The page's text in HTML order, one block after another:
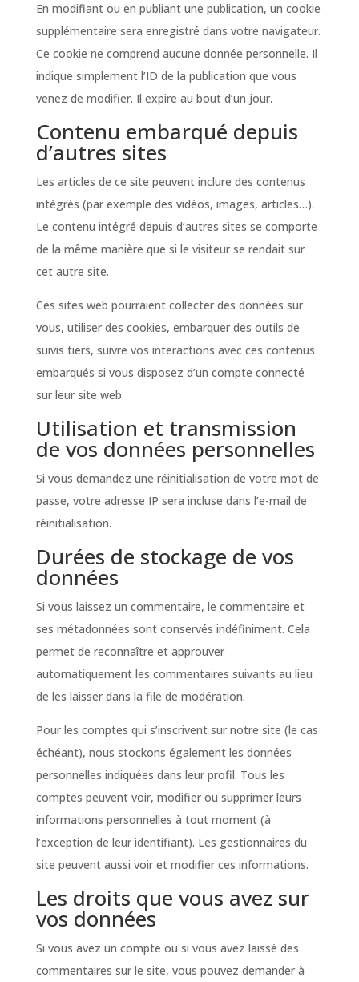
En modifiant ou en publiant une publication, un cookie
supplémentaire sera enregistré dans votre navigateur.
Ce cookie ne comprend aucune donnée personnelle. Il
indique simplement l’ID de la publication que vous
venez de modifier. Il expire au bout d’un jour.
Contenu embarqué depuis
d’autres sites
Les articles de ce site peuvent inclure des contenus
intégrés (par exemple des vidéos, images, articles…).
Le contenu intégré depuis d’autres sites se comporte
de la même manière que si le visiteur se rendait sur
cet autre site.
Ces sites web pourraient collecter des données sur
vous, utiliser des cookies, embarquer des outils de
suivis tiers, suivre vos interactions avec ces contenus
embarqués si vous disposez d’un compte connecté
sur leur site web.
Utilisation et transmission
de vos données personnelles
Si vous demandez une réinitialisation de votre mot de
passe, votre adresse IP sera incluse dans l’e-mail de
réinitialisation.
Durées de stockage de vos
données
Si vous laissez un commentaire, le commentaire et
ses métadonnées sont conservés indéfiniment. Cela
permet de reconnaître et approuver
automatiquement les commentaires suivants au lieu
de les laisser dans la file de modération.
Pour les comptes qui s’inscrivent sur notre site (le cas
échéant), nous stockons également les données
personnelles indiquées dans leur profil. Tous les
comptes peuvent voir, modifier ou supprimer leurs
informations personnelles à tout moment (à
l’exception de leur identifiant). Les gestionnaires du
site peuvent aussi voir et modifier ces informations.
Les droits que vous avez sur
vos données
Si vous avez un compte ou si vous avez laissé des
commentaires sur le site, vous pouvez demander à